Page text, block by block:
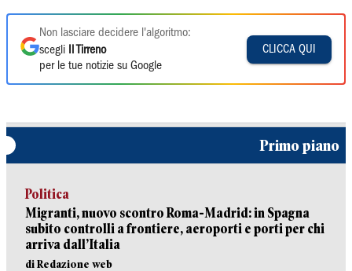
Non lasciare decidere l'algoritmo:
scegli
Il Tirreno
per le tue notizie su Google
CLICCA QUI
Primo piano
Politica
Migranti, nuovo scontro Roma-Madrid: in Spagna
subito controlli a frontiere, aeroporti e porti per chi
arriva dall’Italia
di Redazione web